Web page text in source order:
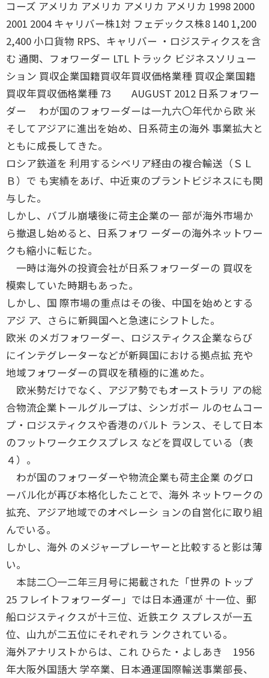
コーズ アメリカ アメリカ アメリカ アメリカ 1998 2000
2001 2004 キャリバー株1対 フェデックス株8 140 1,200
2,400 小口貨物 RPS、キャリバー ・ロジスティクスを含
む 通関、フォワーダー LTL トラック ビジネスソリュー
ション 買収企業国籍買収年買収価格業種 買収企業国籍
買収年買収価格業種 73 AUGUST 2012 日系フォワー
ダー わが国のフォワーダーは一九六〇年代から欧 米
そしてアジアに進出を始め、日系荷主の海外 事業拡大と
ともに成長してきた。
ロシア鉄道を 利用するシベリア経由の複合輸送（ＳＬ
Ｂ）で も実績をあげ、中近東のプラントビジネスにも関
与した。
しかし、バブル崩壊後に荷主企業の一 部が海外市場か
ら撤退し始めると、日系フォワ ーダーの海外ネットワー
クも縮小に転じた。
一時は海外の投資会社が日系フォワーダーの 買収を
模索していた時期もあった。
しかし、国 際市場の重点はその後、中国を始めとする
アジ ア、さらに新興国へと急速にシフトした。
欧米 のメガフォワーダー、ロジスティクス企業ならび
にインテグレーターなどが新興国における拠点拡 充や
地域フォワーダーの買収を積極的に進めた。
欧米勢だけでなく、アジア勢でもオーストラリ アの総
合物流企業トールグループは、シンガポー ルのセムコー
プ・ロジスティクスや香港のバルト ランス、そして日本
のフットワークエクスプレス などを買収している（表
４）。
わが国のフォワーダーや物流企業も荷主企業 のグロ
ーバル化が再び本格化したことで、海外 ネットワークの
拡充、アジア地域でのオペレーシ ョンの自営化に取り組
んでいる。
しかし、海外 のメジャープレーヤーと比較すると影は薄
い。
本誌二〇一二年三月号に掲載された「世界の トップ
25 フレイトフォワーダー」では日本通運が 十一位、郵
船ロジスティクスが十三位、近鉄エク スプレスが一五
位、山九が二五位にそれぞれラ ンクされている。
海外アナリストからは、これ ひらた・よしあき 1956
年大阪外国語大 学卒業、日本通運国際輸送事業部長、